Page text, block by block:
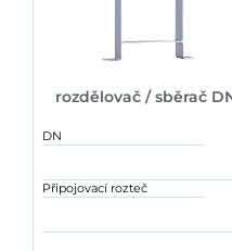
rozdělovač / sběrač
DN
Připojovací rozteč